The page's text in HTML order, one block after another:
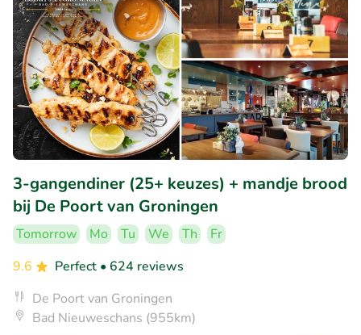
3-gangendiner (25+ keuzes) + mandje brood
bij De Poort van Groningen
Tomorrow Mo Tu We Th
Fr
9.6
Perfect • 624 reviews
De Poort van Groningen
Bad Nieuweschans (955km)